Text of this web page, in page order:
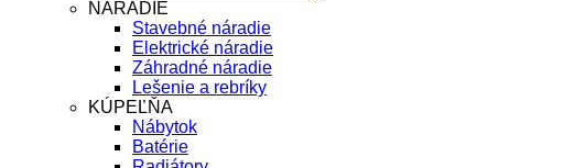
NÁRADIE
Stavebné náradie
Elektrické náradie
Záhradné náradie
Lešenie a rebríky
KÚPEĽŇA
Nábytok
Batérie